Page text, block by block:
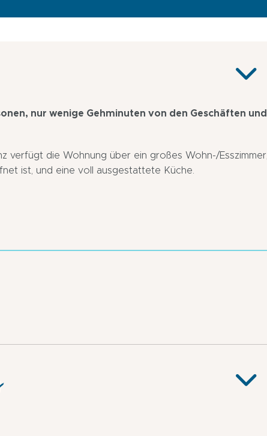
nur wenige Gehminuten von den Geschäften und
verfügt die Wohnung über ein großes Wohn-/Esszimmer,
ist, und eine voll ausgestattete Küche.